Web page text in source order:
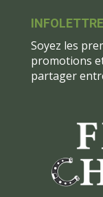
INFOLETTRE
Soyez les
promotions
partager